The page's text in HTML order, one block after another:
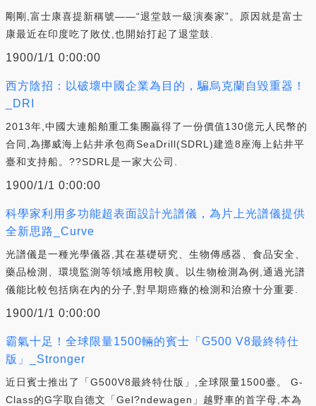
剛剛,富士康喜提新稱號——“退堂鼓一級演奏家”。原因就是富士
康最近在印度吃了敗仗,也開始打起了退堂鼓.
1900/1/1 0:00:00
西方陰招：以破壞中國企業為目的，騙烏克蘭自毀重器！
_DRI
2013年,中國大連船舶重工集團贏得了一份價值130億元人民幣的
合同,為挪威海上鉆井承包商SeaDrill(SDRL)建造8座海上鉆井平
臺和支持船。??SDRL是一家大公司.
1900/1/1 0:00:00
科學家利用多功能超表面設計光譜儀，為片上光譜儀提供
全新思路_Curve
光譜儀是一種光學儀器,其在基礎研究、生物傳感器、食品安全、
藥品檢測、環境監測等領域應用較廣。以生物檢測為例,通過光譜
儀能比較包括病在內的分子,對早期癌癥的檢測和治療十分重要.
1900/1/1 0:00:00
霸氣十足！全球限量1500輛的賓士「G500 V8最終特仕
版」_Stronger
近日賓士推出了「G500V8最終特仕版」,全球限量1500臺。 G-
Class的G字取自德文「Gel?ndewagen」越野車的首字母,本為